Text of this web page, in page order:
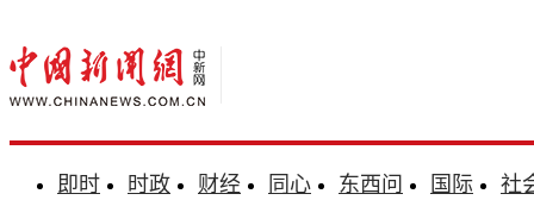
即时 时政 财经 同心 东西问 国际
社